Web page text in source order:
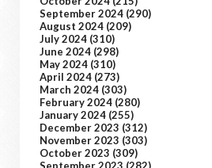
September 2024 (290)
August 2024 (209)
July 2024 (310)
June 2024 (298)
May 2024 (310)
April 2024 (273)
March 2024 (303)
February 2024 (280)
January 2024 (255)
December 2023 (312)
November 2023 (303)
October 2023 (309)